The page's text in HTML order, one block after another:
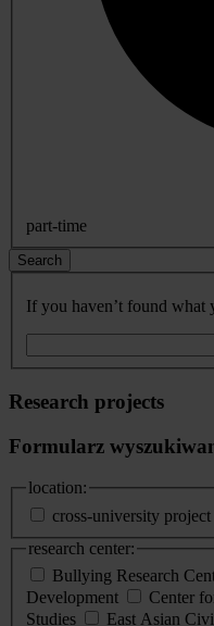
part-time
Search
If you haven’t found what
Research projects
Formularz
location:
cross-university project
research center:
Bullying Research
Development
Center
Studies
East Asian